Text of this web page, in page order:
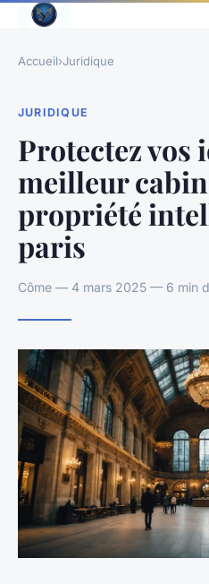
Accueil›Juridique
JURIDIQUE
Protectez vos
meilleur
propriété
paris
Côme — 4 mars 2025 — 6 min